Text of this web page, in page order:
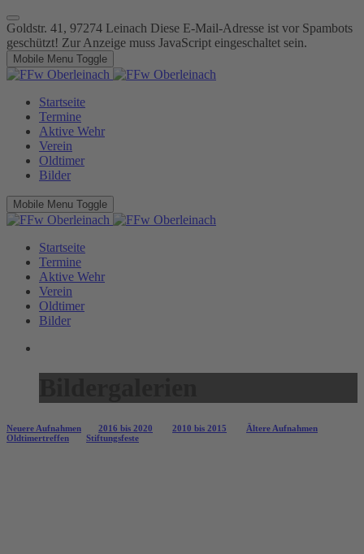
Goldstr. 41, 97274 Leinach Diese E-Mail-Adresse ist vor Spambots
geschützt! Zur Anzeige muss JavaScript eingeschaltet sein.
Mobile Menu Toggle
Startseite
Termine
Aktive Wehr
Verein
Oldtimer
Bilder
Mobile Menu Toggle
Startseite
Termine
Aktive Wehr
Verein
Oldtimer
Bilder
Neuere Aufnahmen 2016 bis 2020 2010 bis 2015
Ältere Aufnahmen
Oldtimertreffen
Stiftungsfeste